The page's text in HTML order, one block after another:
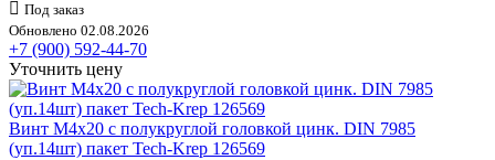
Под заказ
Обновлено 02.08.2026
+7 (900) 592-44-70
Уточнить цену
Винт М4х20 с полукруглой головкой цинк. DIN 7985
(уп.14шт) пакет Tech-Krep 126569